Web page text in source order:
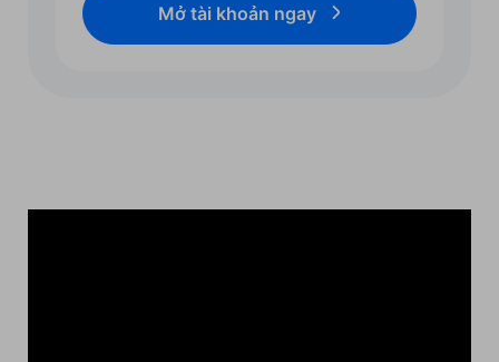
Mở tài khoản ngay